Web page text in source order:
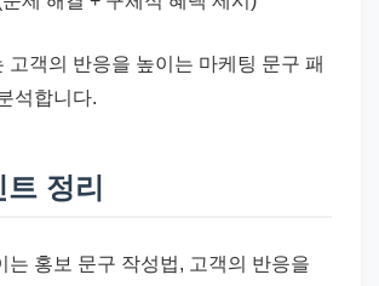
고객의 반응을 높이는 마케팅 문구 패
석합니다.
정리
는 홍보 문구 작성법, 고객의 반응을